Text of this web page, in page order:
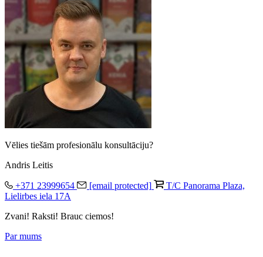
Vēlies tiešām profesionālu konsultāciju?
Andris Leitis
+371 23999654 [email protected]
T/C Panorama Plaza,
Lielirbes iela 17A
Zvani! Raksti! Brauc ciemos!
Par mums